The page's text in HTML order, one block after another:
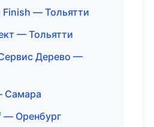
— Тольятти
— Тольятти
Дерево —
Самара
— Оренбург